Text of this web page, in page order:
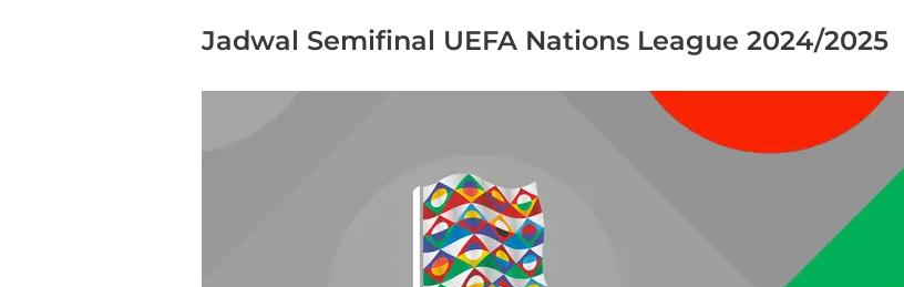
Jadwal Semifinal UEFA Nations League 2024/2025